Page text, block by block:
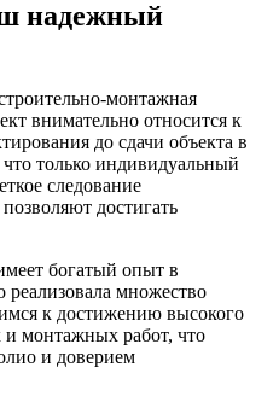
надежный
монтажная
внимательно относится к
до сдачи объекта в
только индивидуальный
следование
достигать
богатый опыт в
реализовала множество
к достижению высокого
и монтажных работ, что
и доверием